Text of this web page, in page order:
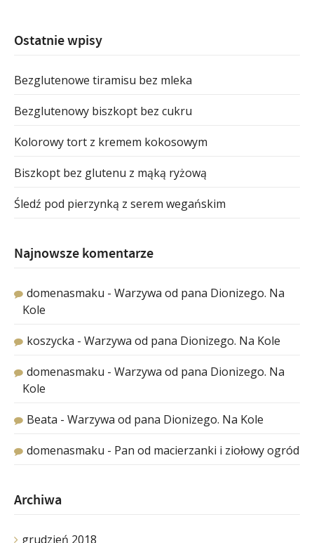
Ostatnie wpisy
Bezglutenowe tiramisu bez mleka
Bezglutenowy biszkopt bez cukru
Kolorowy tort z kremem kokosowym
Biszkopt bez glutenu z mąką ryżową
Śledź pod pierzynką z serem wegańskim
Najnowsze komentarze
domenasmaku - Warzywa od pana Dionizego. Na
Kole
koszycka - Warzywa od pana Dionizego. Na Kole
domenasmaku - Warzywa od pana Dionizego. Na
Kole
Beata - Warzywa od pana Dionizego. Na Kole
domenasmaku - Pan od macierzanki i ziołowy ogród
Archiwa
grudzień 2018